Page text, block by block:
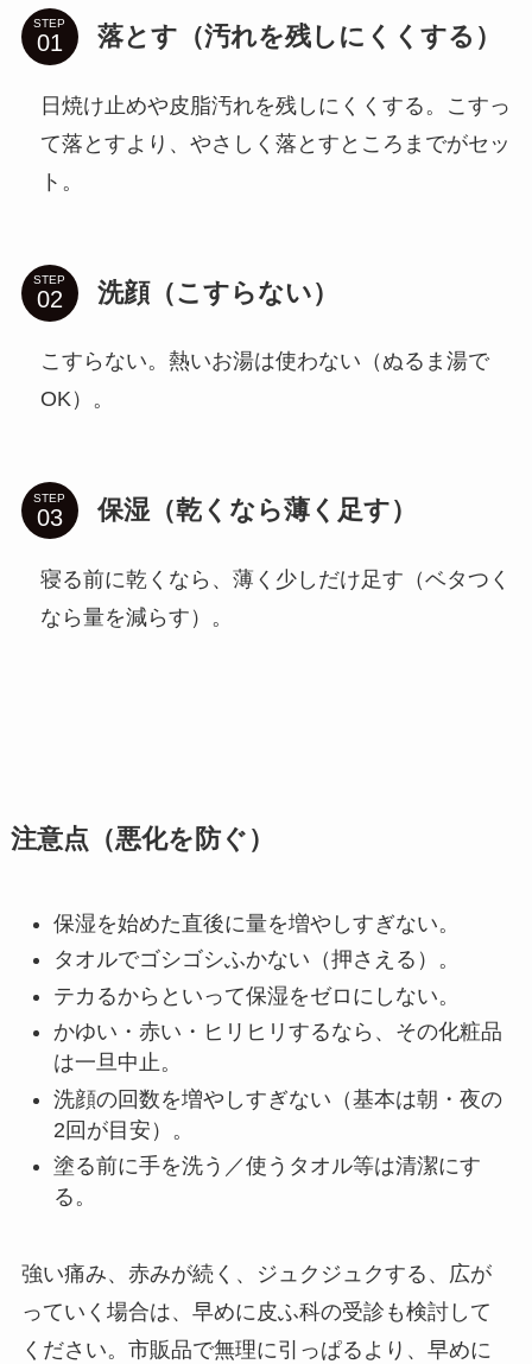
STEP 落とす（汚れを残しにくくする）
日焼け止めや皮脂汚れを残しにくくする。こすっ
て落とすより、やさしく落とすところまでがセッ
ト。
STEP 洗顔（こすらない）
こすらない。熱いお湯は使わない（ぬるま湯で
OK）。
STEP 保湿（乾くなら薄く足す）
寝る前に乾くなら、薄く少しだけ足す（ベタつく
なら量を減らす）。
注意点（悪化を防ぐ）
保湿を始めた直後に量を増やしすぎない。
タオルでゴシゴシふかない（押さえる）。
テカるからといって保湿をゼロにしない。
かゆい・赤い・ヒリヒリするなら、その化粧品
は一旦中止。
洗顔の回数を増やしすぎない（基本は朝・夜の
2回が目安）。
塗る前に手を洗う／使うタオル等は清潔にす
る。
強い痛み、赤みが続く、ジュクジュクする、広が
っていく場合は、早めに皮ふ科の受診も検討して
ください。市販品で無理に引っぱるより、早めに